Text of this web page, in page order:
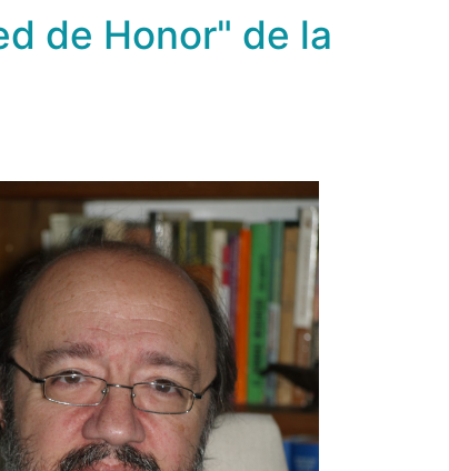
de Honor" de la